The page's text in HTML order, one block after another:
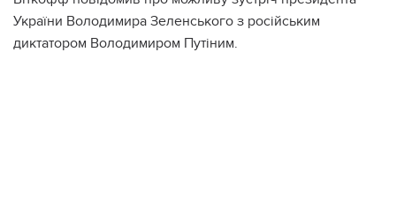
України Володимира Зеленського з російським
диктатором Володимиром Путіним.